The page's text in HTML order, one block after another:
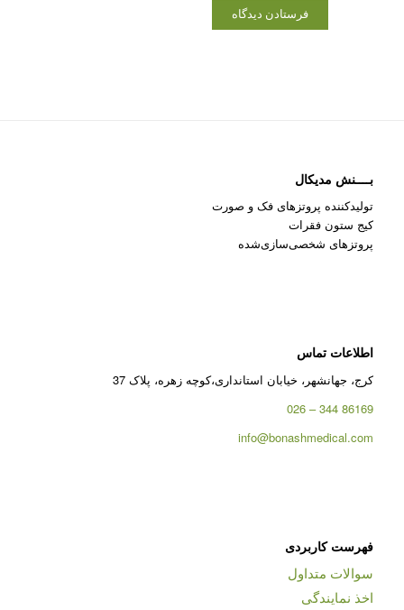
بــــنش مدیکال
تولیدکننده پروتزهای فک و صورت
کیج ستون فقرات
پروتزهای شخصی‌سازی‌شده
اطلاعات تماس
کرج، جهانشهر، خیابان استانداری،کوچه زهره، پلاک 37
86169 344 – 026
info@bonashmedical.com
فهرست کاربردی
سوالات متداول
اخذ نمایندگی